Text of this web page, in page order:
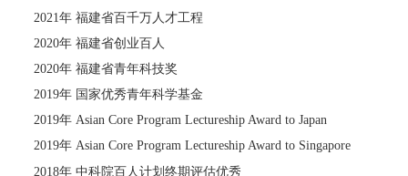
2021年 福建省百千万人才工程
2020年 福建省创业百人
2020年 福建省青年科技奖
2019年 国家优秀青年科学基金
2019年 Asian Core Program Lectureship Award to Japan
2019年 Asian Core Program Lectureship Award to Singapore
2018年 中科院百人计划终期评估优秀